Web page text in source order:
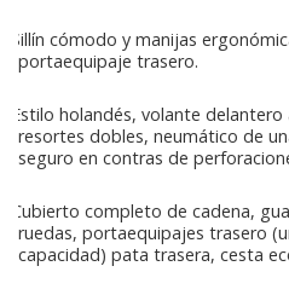
Sillín cómodo y manijas
portaequipaje trasero.
Estilo holandés, volante
resortes dobles, neumático de
seguro en contras de
Cubierto completo de cadena,
ruedas, portaequipajes trasero
capacidad) pata trasera, cesta